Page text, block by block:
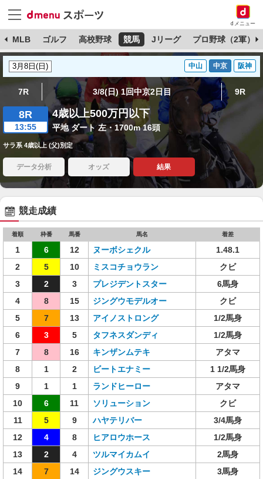
dメニュー
MLB ゴルフ 高校野球 競馬 Jリーグ プロ野球（2軍）
中山 中京 阪神
7R 3/8(日) 1回中京2日目 9R
8R
13:55
4歳以上500万円以下
平地 ダート 左・1700m 16頭
サラ系 4歳以上 (父)別定
データ分析 オッズ 結果
競走成績
着順 枠番 馬番 馬名 着差
1 6 12 ヌーボシェクル
1.48.1
2
5 10 ミスコチョウラン
クビ
3
2 3 プレジデントスター
6馬身
4
8 15 ジングウモデルオー
クビ
5
7 13 アイノストロング
1/2馬身
6
3 5 タフネスダンディ
1/2馬身
7
8 16 キンザンムテキ
アタマ
8
1 2 ビートエナミー
1 1/2馬身
9
1 1 ランドヒーロー
アタマ
10
6 11 ソリューション
クビ
11
5 9 ハヤテリバー
3/4馬身
12
4 8 ヒアロウホース
1/2馬身
13
2 4 ツルマイカムイ
2馬身
14
7 14 ジングウスキー
3馬身